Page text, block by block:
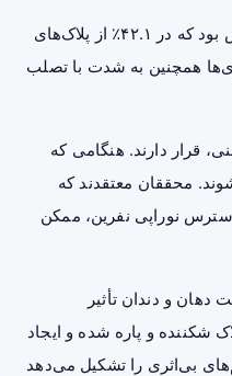
نتایج، وجود بیوفیلم‌های چندین باکتری دهانی را نشان داد که شایع‌ترین آنها استرپتوکوک اورالیس بود که در ۴۲.۱٪ از پلاک‌های
شد. این باکتری‌ها همچنین به شدت با تصلب
قرار دارند. هنگامی که
محققان معتقدند که
نوراپی نفرین، ممکن
دهان و دندان تأثیر
شکننده و پاره شده و ایجاد
بی‌اثری را تشکیل می‌دهد